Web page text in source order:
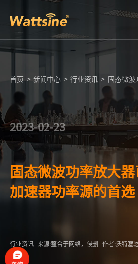
首页 > 新闻中心 > 行业资讯 > 固态微
2023-02-23
固态微波功率放大
加速器功率源的首选
行业资讯 来源:整合于网络，侵删 作者:沃特塞